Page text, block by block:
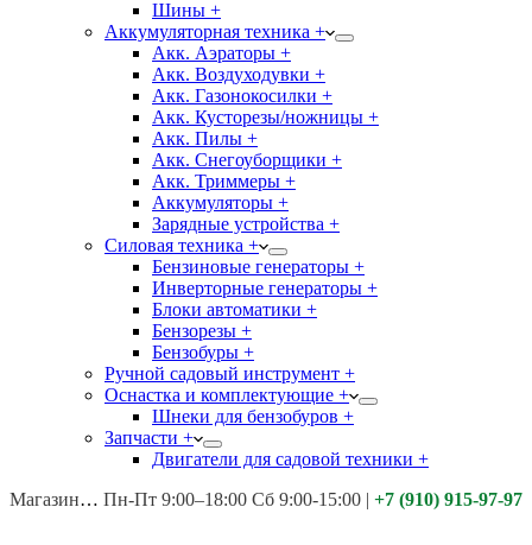
Шины +
Аккумуляторная техника +
Акк. Аэраторы +
Акк. Воздуходувки +
Акк. Газонокосилки +
Акк. Кусторезы/ножницы +
Акк. Пилы +
Акк. Снегоуборщики +
Акк. Триммеры +
Аккумуляторы +
Зарядные устройства +
Силовая техника +
Бензиновые генераторы +
Инверторные генераторы +
Блоки автоматики +
Бензорезы +
Бензобуры +
Ручной садовый инструмент +
Оснастка и комплектующие +
Шнеки для бензобуров +
Запчасти +
Двигатели для садовой техники +
Магазины: Калуга ул. Московская д.113
Пн-Пт 9:00–18:00 Сб 9:00-15:00 | +7 (910) 915-97-97